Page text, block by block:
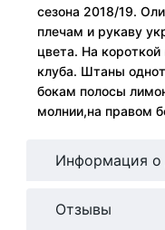
сезона 2018/19.
плечам и рукаву
цвета. На
клуба. Штаны
бокам полосы
молнии,на правом
Информация о
Отзывы